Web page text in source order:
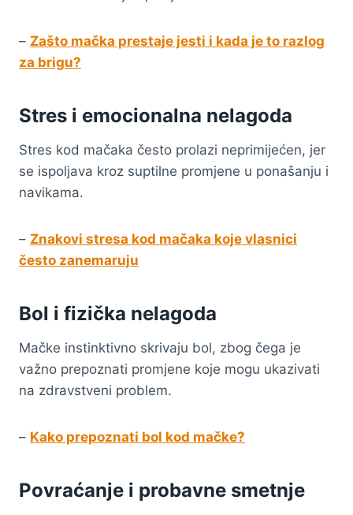
– Zašto mačka prestaje jesti i kada je to razlog
za brigu?
Stres i emocionalna nelagoda
Stres kod mačaka često prolazi neprimijećen, jer
se ispoljava kroz suptilne promjene u ponašanju i
navikama.
– Znakovi stresa kod mačaka koje vlasnici
često zanemaruju
Bol i fizička nelagoda
Mačke instinktivno skrivaju bol, zbog čega je
važno prepoznati promjene koje mogu ukazivati
na zdravstveni problem.
– Kako prepoznati bol kod mačke?
Povraćanje i probavne smetnje